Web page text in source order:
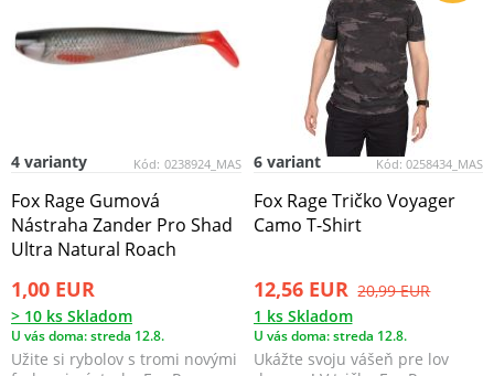
Kód: 0238924_MAS
4 varianty
Fox Rage Gumová
Nástraha Zander Pro Shad
Ultra Natural Roach
1,00 EUR
> 10 ks Skladom
U vás doma: streda 12.8.
Užite si rybolov s tromi novými
Kód: 0258434_MAS
6 variant
Fox Rage Tričko Voyager
Camo T-Shirt
12,56 EUR 20,99 EUR
1 ks Skladom
U vás doma: streda 12.8.
Ukážte svoju vášeň pre lov